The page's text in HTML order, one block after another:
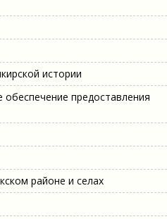
истории
предоставления
районе и селах